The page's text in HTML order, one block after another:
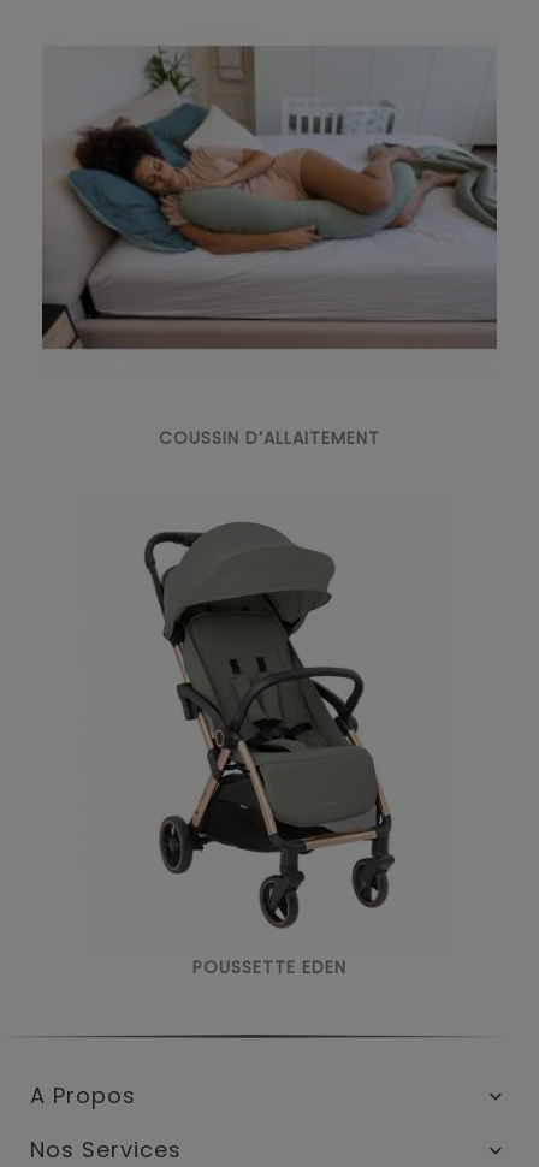
COUSSIN D’ALLAITEMENT
POUSSETTE EDEN
A Propos 
Nos Services 